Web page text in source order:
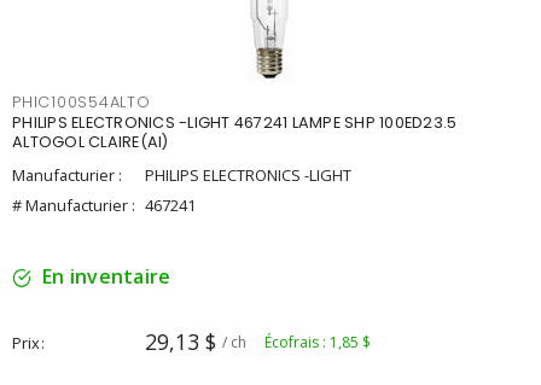
PHIC100S54ALTO
PHILIPS ELECTRONICS -LIGHT 467241 LAMPE SHP 100ED23.5
ALTOGOL CLAIRE(AI)
Manufacturier :
PHILIPS ELECTRONICS -LIGHT
# Manufacturier : 467241
En inventaire
Prix 29,13 $ / ch Écofrais : 1,85 $